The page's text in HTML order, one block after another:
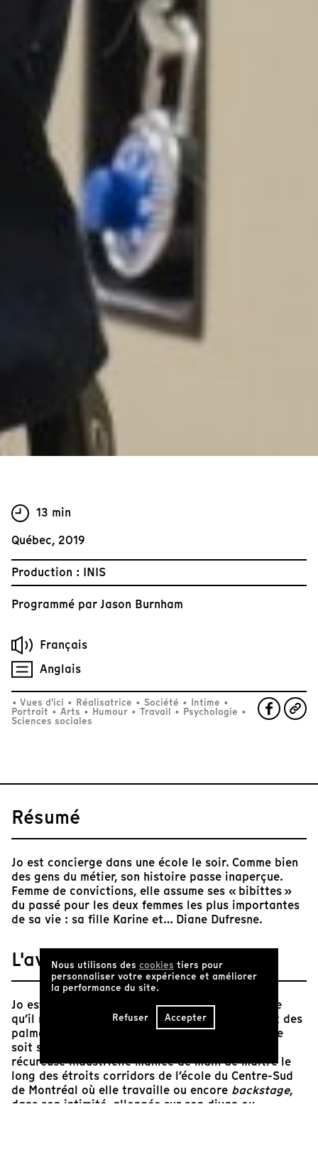
13 min
Québec, 2019
Production : INIS
Programmé parJason Burnham
Français
Anglais
• Vues d'ici • Réalisatrice • Société • Intime •
Portrait • Arts • Humour • Travail • Psychologie •
Sciences sociales
Résumé
Jo est concierge dans une école le soir. Comme bien
des gens du métier, son histoire passe inaperçue.
Femme de convictions, elle assume ses « bibittes »
du passé pour les deux femmes les plus importantes
de sa vie : sa fille Karine et… Diane Dufresne.
L'avis de Tënk
Jo est une rockstar. Une vraie. La preuve vivante
qu’il ne faut pas nécessairement être au sommet des
palmarès pour avoir le sens du spectacle. Que ce
soit sur scène, à vive allure au volant de sa
récureuse industrielle maniée de main de maître le
long des étroits corridors de l’école du Centre-Sud
de Montréal où elle travaille ou encore backstage,
dans son intimité, allongée sur son divan ou
Nous utilisons des cookies tiers pour
personnaliser votre expérience et améliorer
la performance du site.
Refuser Accepter